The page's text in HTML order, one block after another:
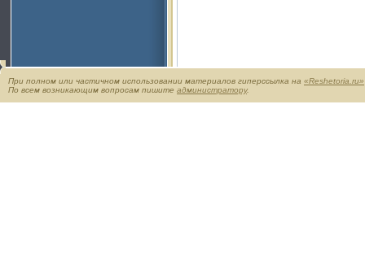
При полном или частичном использовании материалов гиперссылка на «Reshetoria.ru»
По всем возникающим вопросам пишите администратору.